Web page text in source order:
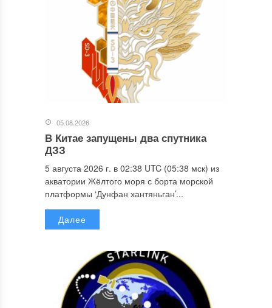
05.08.2026
В Китае запущены два спутника
ДЗЗ
5 августа 2026 г. в 02:38 UTC (05:38 мск) из
акватории Жёлтого моря с борта морской
платформы ‘Дунфан хантяньган’...
Далее